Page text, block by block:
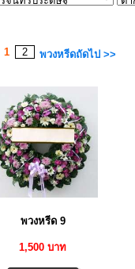
1 2 พวงหรีดถัดไป >>
พวงหรีด 9
1,500 บาท